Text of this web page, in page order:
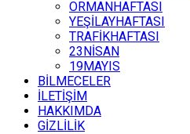
ORMANHAFTASI
YEŞİLAYHAFTASI
TRAFİKHAFTASI
23NİSAN
19MAYIS
BİLMECELER
İLETİŞİM
HAKKIMDA
GİZLİLİK